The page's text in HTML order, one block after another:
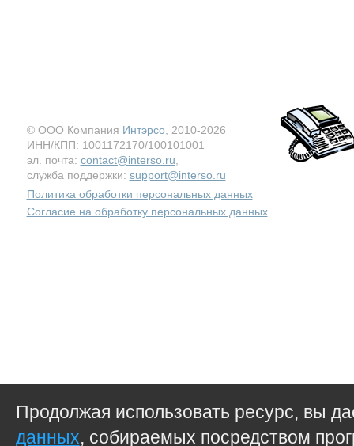
© ООО Компания Интэрсо , 2010-2026
ИНН/КПП: 1001172170/100101001
эл. почта: contact@interso.ru
служба поддержки: support@interso.ru
Политика обработки персональных данных
Согласие на обработку персональных данных
Продолжая использовать ресурс, вы
данных, собираемых посредством